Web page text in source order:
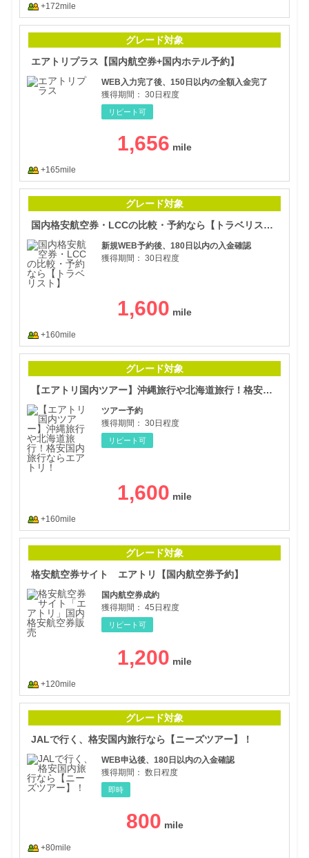
+172mile
グレード対象
エアトリプラス【国内航空券+国内ホテル予約】
WEB入力完了後、150日以内の全額入金完了
獲得期間： 30日程度
リピート可
1,656
+165mile
グレード対象
国内格安航空券・LCCの比較・予約なら【トラベリスト】
新規WEB予約後、180日以内の入金確認
獲得期間： 30日程度
1,600
+160mile
グレード対象
【エアトリ国内ツアー】沖縄旅行や北海道旅行！格安国内旅行ならエアトリ！
ツアー予約
獲得期間： 30日程度
リピート可
1,600
+160mile
グレード対象
格安航空券サイト エアトリ【国内航空券予約】
国内航空券成約
獲得期間： 45日程度
リピート可
1,200
+120mile
グレード対象
JALで行く、格安国内旅行なら【ニーズツアー】！
WEB申込後、180日以内の入金確認
獲得期間： 数日程度
即時
800
+80mile